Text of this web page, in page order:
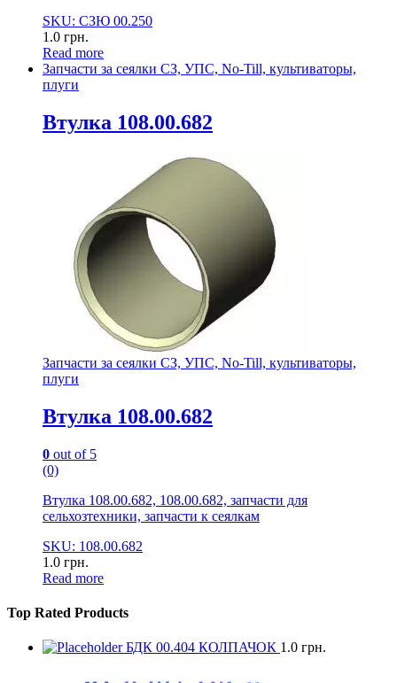
SKU: СЗЮ 00.250
1.0 грн.
Read more
Запчасти за сеялки СЗ, УПС, No-Till, культиваторы,
плуги
Втулка 108.00.682
Запчасти за сеялки СЗ, УПС, No-Till, культиваторы,
плуги
Втулка 108.00.682
0 out of 5
(0)
Втулка 108.00.682, 108.00.682, запчасти для
сельхозтехники, запчасти к сеялкам
SKU: 108.00.682
1.0 грн.
Read more
Top Rated Products
БДК 00.404 КОЛПАЧОК 1.0 грн.